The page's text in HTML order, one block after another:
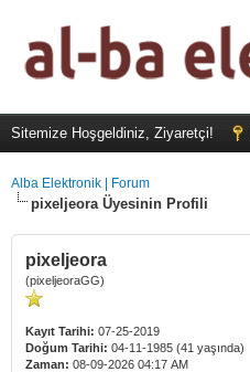
Sitemize Hoşgeldiniz, Ziyaretçi!
Alba Elektronik | Forum
pixeljeora Üyesinin Profili
pixeljeora
(pixeljeoraGG)
Kayıt Tarihi: 07-25-2019
Doğum Tarihi: 04-11-1985 (41 yaşında)
Zaman: 08-09-2026 04:17 AM